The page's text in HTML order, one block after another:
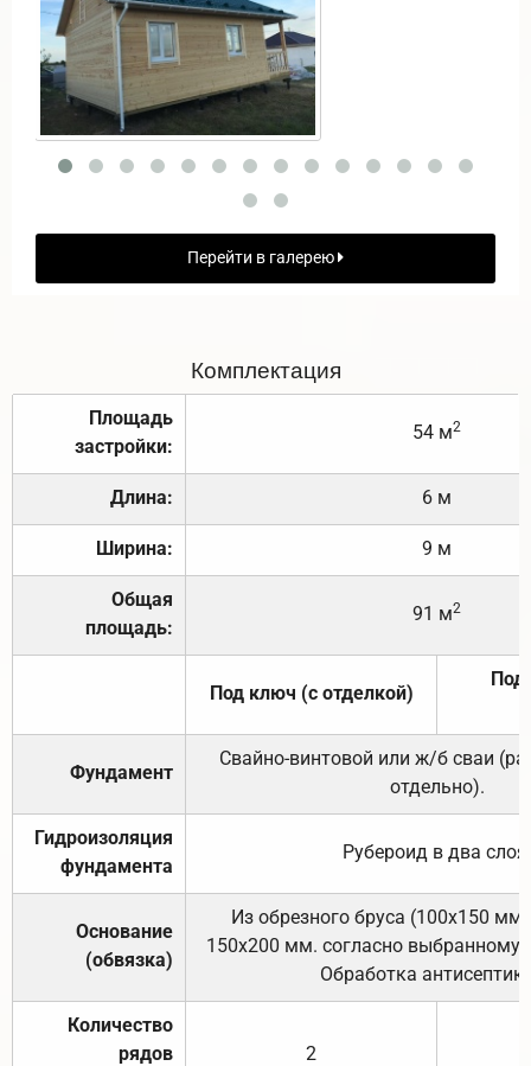
Перейти в галерею
Комплектация
Площадь
застройки:
54 м2
Длина: 6 м
Ширина: 9 м
Общая
площадь:
91 м2
Под ключ (с отделкой)
Под
Фундамент
Свайно-винтовой или ж/б сваи
отдельно).
Гидроизоляция
фундамента
Рубероид в два слоя.
Основание
(обвязка)
Из обрезного бруса (100х150
150х200 мм. согласно выбранному
Обработка
Количество
рядов
2